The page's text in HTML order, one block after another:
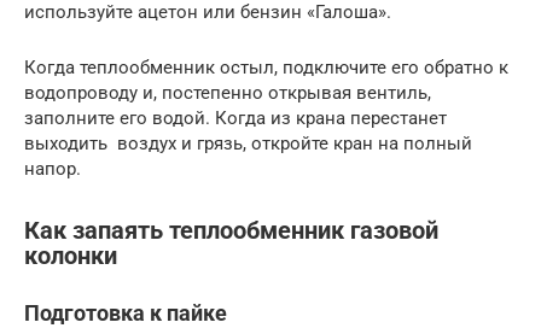
используйте ацетон или бензин «Галоша».
Когда теплообменник остыл, подключите его обратно к
водопроводу и, постепенно открывая вентиль,
заполните его водой. Когда из крана перестанет
выходить воздух и грязь, откройте кран на полный
напор.
Как запаять теплообменник газовой
колонки
Подготовка к пайке